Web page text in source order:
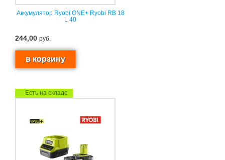
Аккумулятор Ryobi ONE+ Ryobi RB 18
L 40
244,00 руб.
Есть на складе